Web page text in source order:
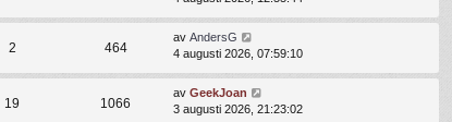
2 464
av AndersG
4 augusti 2026, 07:59:10
19 1066
av GeekJoan
3 augusti 2026, 21:23:02